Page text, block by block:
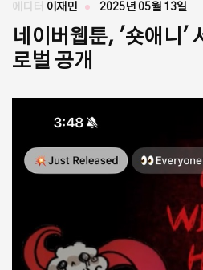
에디터 이재민 2025년 05월 13일
네이버웹툰, '숏애니'
로벌 공개